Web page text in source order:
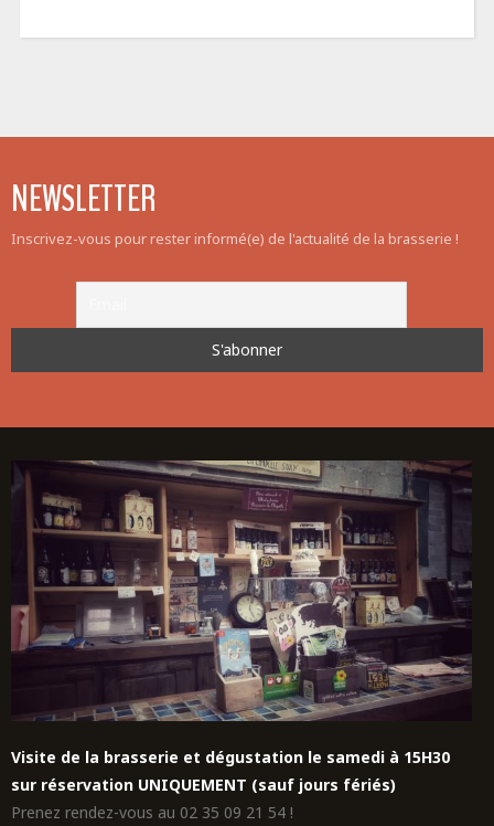
NEWSLETTER
Inscrivez-vous pour rester informé(e) de l'actualité de la brasserie !
Visite de la brasserie et dégustation le samedi à 15H30
sur réservation UNIQUEMENT (sauf jours fériés)
Prenez rendez-vous au 02 35 09 21 54 !